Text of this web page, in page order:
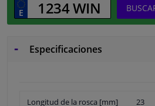
Especificaciones
Longitud de la rosca [mm] 23